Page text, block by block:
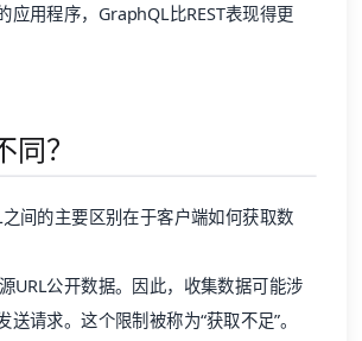
应用程序，GraphQL比REST表现得更
？
之间的主要区别在于客户端如何获取数
URL公开数据。因此，收集数据可能涉
送请求。这个限制被称为“获取不足”。